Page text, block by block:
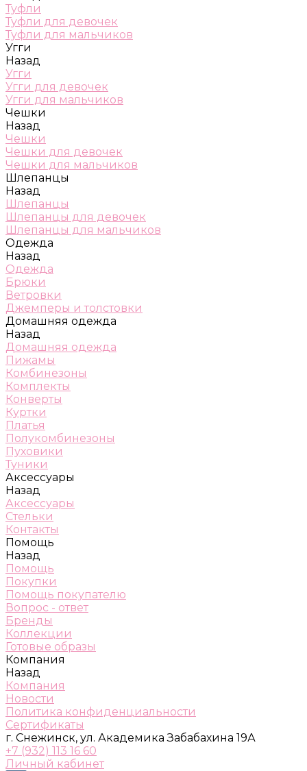
Туфли
Туфли для девочек
Туфли для мальчиков
Угги
Назад
Угги
Угги для девочек
Угги для мальчиков
Чешки
Назад
Чешки
Чешки для девочек
Чешки для мальчиков
Шлепанцы
Назад
Шлепанцы
Шлепанцы для девочек
Шлепанцы для мальчиков
Одежда
Назад
Одежда
Брюки
Ветровки
Джемперы и толстовки
Домашняя одежда
Назад
Домашняя одежда
Пижамы
Комбинезоны
Комплекты
Конверты
Куртки
Платья
Полукомбинезоны
Пуховики
Туники
Аксессуары
Назад
Аксессуары
Стельки
Контакты
Помощь
Назад
Помощь
Покупки
Помощь покупателю
Вопрос - ответ
Бренды
Коллекции
Готовые образы
Компания
Назад
Компания
Новости
Политика конфиденциальности
Сертификаты
г. Снежинск, ул. Академика Забабахина 19А
+7 (932) 113 16 60
Личный кабинет